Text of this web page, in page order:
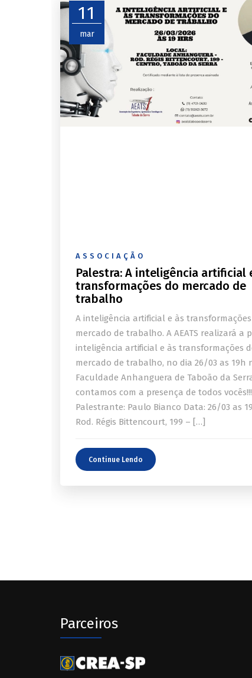
11
mar
ASSOCIAÇÃO
Palestra: A inteligência artificial
transformações do mercado de
trabalho
A inteligência artificial e às
mercado de trabalho. A AEATS realizará a
inteligência artificial e às transformações
mercado de trabalho, no dia 26/03 as 19h
Faculdade Anhanguera de Taboão da
contamos com a presença de todos vocês!!!
Palestrante: Paulo Bianco Data: 26/03 as
Rod. Régis Bittencourt, 199 – […]
Continue Lendo
Parceiros